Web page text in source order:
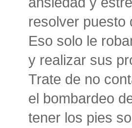
resolver puesto
Eso solo le
y realizar sus
Trate de no
el bombardeo
tener los pies